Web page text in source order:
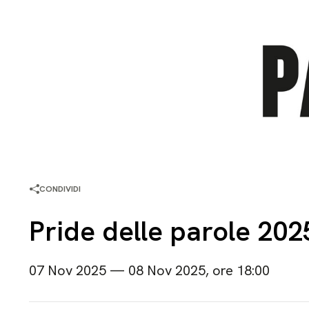
CONDIVIDI
Pride delle parole
07 Nov 2025 — 08 Nov 2025, ore 18:00